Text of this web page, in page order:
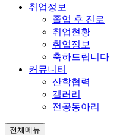
취업정보
졸업 후 진로
취업현황
취업정보
축하드립니다
커뮤니티
산학협력
갤러리
전공동아리
전체메뉴